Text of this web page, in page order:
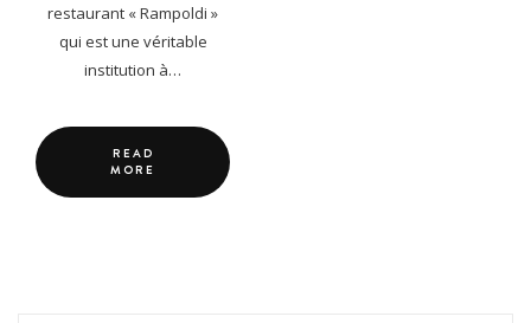
restaurant « Rampoldi »
qui est une véritable
institution à…
READ
MORE